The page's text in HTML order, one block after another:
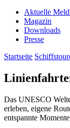
Aktuelle
Magazin
Downloads
Presse
Startseite
Das UNESCO
erleben, eigene
entspannte